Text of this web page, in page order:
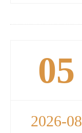
05
2026-08